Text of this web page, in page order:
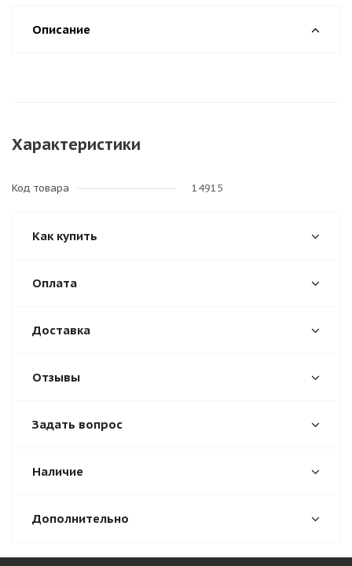
Описание
Характеристики
Код товара 14915
Как купить
Оплата
Доставка
Отзывы
Задать вопрос
Наличие
Дополнительно